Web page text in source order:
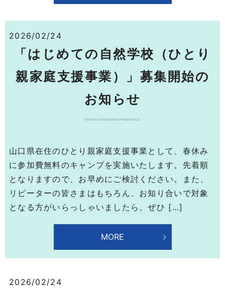
2026/02/24
「はじめての自然学校（ひとり
親家庭支援事業）」募集開始の
お知らせ
山口県在住のひとり親家庭支援事業として、春休み
に参加費無料のキャンプを実施いたします。先着順
となりますので、お早めにご検討ください。また、
リピーターの皆さまはもちろん、お知り合いで対象
となる方がいらっしゃいましたら、ぜひ […]
MORE
2026/02/24